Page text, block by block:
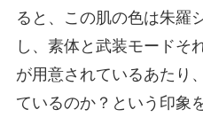
ると、この肌の色は朱羅
し、素体と武装モードそ
が用意されているあたり
ているのか？という印象